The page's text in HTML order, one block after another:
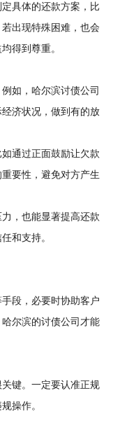
具体的还款方案，比
出现特殊困难，也会
得到尊重。
如，哈尔滨讨债公司
济状况，做到有的放
通过正面鼓励让欠款
要性，避免对方产生
，也能显著提高还款
和支持。
段，必要时协助客户
尔滨的讨债公司才能
键。一定要认准正规
操作。